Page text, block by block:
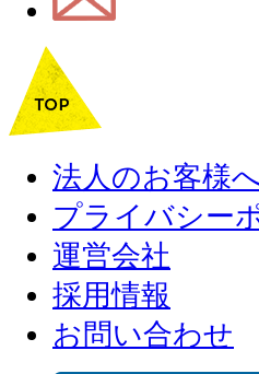
法人のお客様
プライバシー
運営会社
採用情報
お問い合わせ